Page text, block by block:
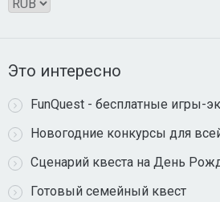
Это интересно
FunQuest - бесплатные игры-
Новогодние конкурсы для
Сценарий квеста на День
Готовый семейный квест